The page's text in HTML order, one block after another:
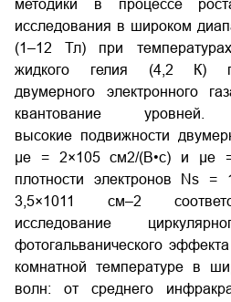
методики в процессе
исследования в широком
(1–12 Тл) при
жидкого гелия (4,2 К)
двумерного электронного
квантование
высокие подвижности
μe = 2×105 см2/(В•с) и μe
плотности электронов Ns
3,5×1011 см–2
исследование
фотогальванического
комнатной температуре в
волн: от среднего